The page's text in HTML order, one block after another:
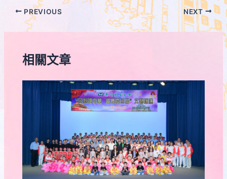
PREVIOUS NEXT
相關文章